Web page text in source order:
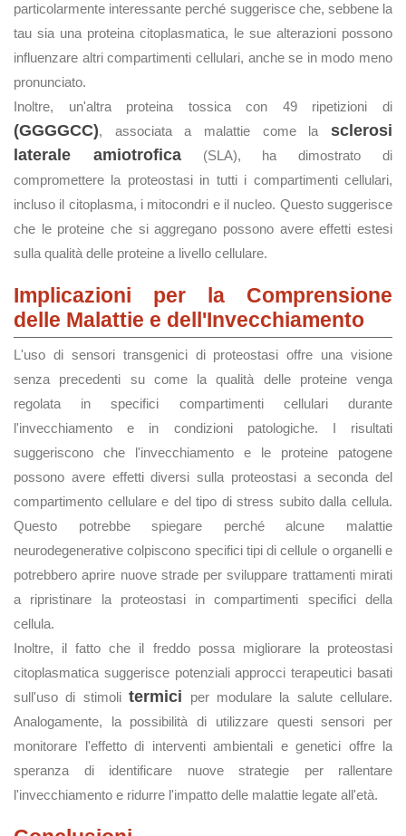
particolarmente interessante perché suggerisce che, sebbene la
tau sia una proteina citoplasmatica, le sue alterazioni possono
influenzare altri compartimenti cellulari, anche se in modo meno
pronunciato.
Inoltre, un'altra proteina tossica con 49 ripetizioni di
(GGGGCC), associata a malattie come la sclerosi
laterale amiotrofica(SLA), ha dimostrato di
compromettere la proteostasi in tutti i compartimenti cellulari,
incluso il citoplasma, i mitocondri e il nucleo. Questo suggerisce
che le proteine che si aggregano possono avere effetti estesi
sulla qualità delle proteine a livello cellulare.
Implicazioni per la Comprensione
delle Malattie e dell'Invecchiamento
L'uso di sensori transgenici di proteostasi offre una visione
senza precedenti su come la qualità delle proteine venga
regolata in specifici compartimenti cellulari durante
l'invecchiamento e in condizioni patologiche. I risultati
suggeriscono che l'invecchiamento e le proteine patogene
possono avere effetti diversi sulla proteostasi a seconda del
compartimento cellulare e del tipo di stress subito dalla cellula.
Questo potrebbe spiegare perché alcune malattie
neurodegenerative colpiscono specifici tipi di cellule o organelli e
potrebbero aprire nuove strade per sviluppare trattamenti mirati
a ripristinare la proteostasi in compartimenti specifici della
cellula.
Inoltre, il fatto che il freddo possa migliorare la proteostasi
citoplasmatica suggerisce potenziali approcci terapeutici basati
sull'uso di stimolitermici per modulare la salute cellulare.
Analogamente, la possibilità di utilizzare questi sensori per
monitorare l'effetto di interventi ambientali e genetici offre la
speranza di identificare nuove strategie per rallentare
l'invecchiamento e ridurre l'impatto delle malattie legate all'età.